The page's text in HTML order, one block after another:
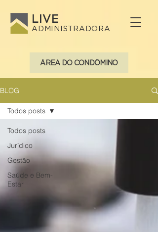
LIVE
ADMINISTRADORA
ÁREA DO CONDÔMINO
BLOG
Todos posts
Jurídico
Gestão
Saúde e Bem-
Estar
Todos posts